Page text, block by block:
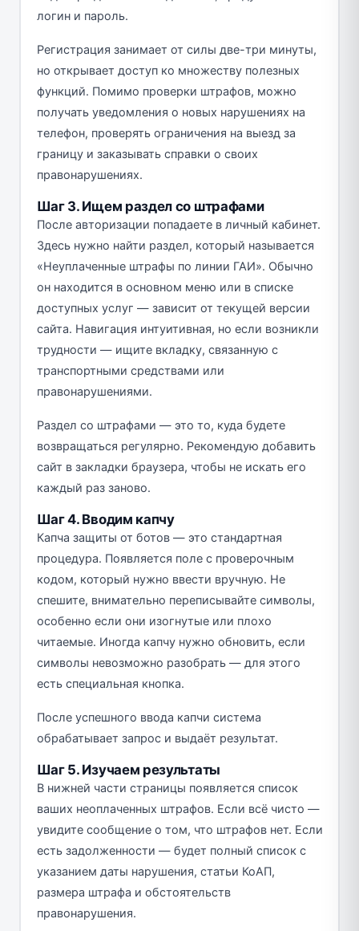
логин и пароль.
Регистрация занимает от силы две-три минуты,
но открывает доступ ко множеству полезных
функций. Помимо проверки штрафов, можно
получать уведомления о новых нарушениях на
телефон, проверять ограничения на выезд за
границу и заказывать справки о своих
правонарушениях.
Шаг 3. Ищем раздел со штрафами
После авторизации попадаете в личный кабинет.
Здесь нужно найти раздел, который называется
«Неуплаченные штрафы по линии ГАИ». Обычно
он находится в основном меню или в списке
доступных услуг — зависит от текущей версии
сайта. Навигация интуитивная, но если возникли
трудности — ищите вкладку, связанную с
транспортными средствами или
правонарушениями.
Раздел со штрафами — это то, куда будете
возвращаться регулярно. Рекомендую добавить
сайт в закладки браузера, чтобы не искать его
каждый раз заново.
Шаг 4. Вводим капчу
Капча защиты от ботов — это стандартная
процедура. Появляется поле с проверочным
кодом, который нужно ввести вручную. Не
спешите, внимательно переписывайте символы,
особенно если они изогнутые или плохо
читаемые. Иногда капчу нужно обновить, если
символы невозможно разобрать — для этого
есть специальная кнопка.
После успешного ввода капчи система
обрабатывает запрос и выдаёт результат.
Шаг 5. Изучаем результаты
В нижней части страницы появляется список
ваших неоплаченных штрафов. Если всё чисто —
увидите сообщение о том, что штрафов нет. Если
есть задолженности — будет полный список с
указанием даты нарушения, статьи КоАП,
размера штрафа и обстоятельств
правонарушения.